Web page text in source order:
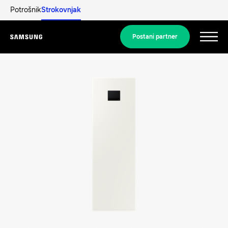
PotrošnikStrokovnjak
Menu
Postani partner